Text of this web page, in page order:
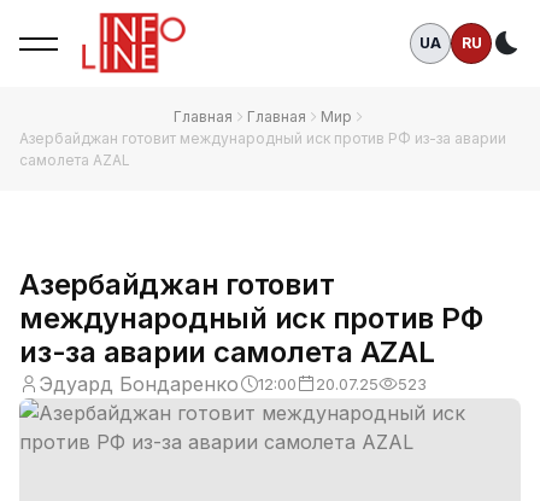
UA RU
Главная Главная
Мир
Азербайджан готовит международный иск против РФ из-за аварии
самолета AZAL
Азербайджан готовит
международный иск против РФ
из-за аварии самолета AZAL
Эдуард Бондаренко 12:00 20.07.25 523